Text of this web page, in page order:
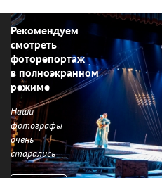
Рекомендуем
смотреть
фоторепортаж
в полноэкранном
режиме
Наши
фотографы
очень
старались